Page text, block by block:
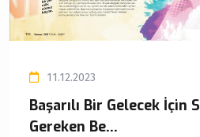
11.12.2023
Başarılı Bir Gelecek İçin
Gereken Be...